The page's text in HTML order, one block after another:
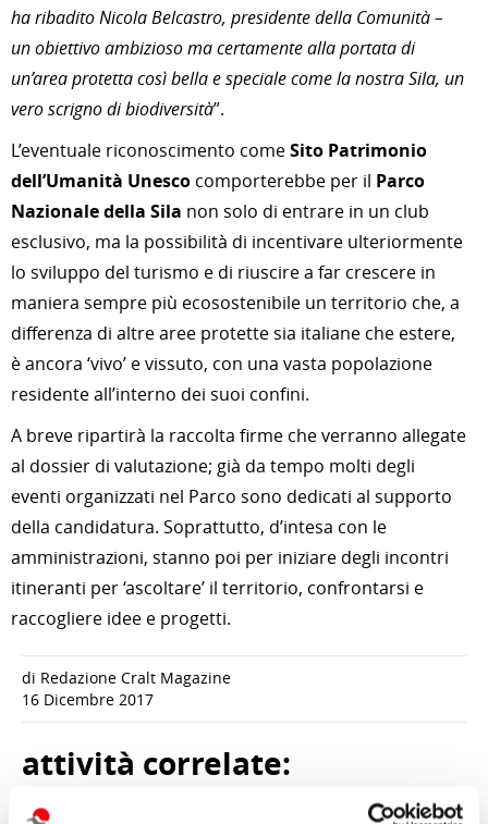
ha ribadito Nicola Belcastro, presidente della Comunità –
un obiettivo ambizioso ma certamente alla portata di
un’area protetta così bella e speciale come la nostra Sila, un
vero scrigno di biodiversità”.
L’eventuale riconoscimento comeSito Patrimonio
dell’Umanità Unesco comporterebbe per il Parco
Nazionale della Sila non solo di entrare in un club
esclusivo, ma la possibilità di incentivare ulteriormente
lo sviluppo del turismo e di riuscire a far crescere in
maniera sempre più ecosostenibile un territorio che, a
differenza di altre aree protette sia italiane che estere,
è ancora ‘vivo’ e vissuto, con una vasta popolazione
residente all’interno dei suoi confini.
A breve ripartirà la raccolta firme che verranno allegate
al dossier di valutazione; già da tempo molti degli
eventi organizzati nel Parco sono dedicati al supporto
della candidatura. Soprattutto, d’intesa con le
amministrazioni, stanno poi per iniziare degli incontri
itineranti per ‘ascoltare’ il territorio, confrontarsi e
raccogliere idee e progetti.
di Redazione Cralt Magazine
16 Dicembre 2017
attività correlate: